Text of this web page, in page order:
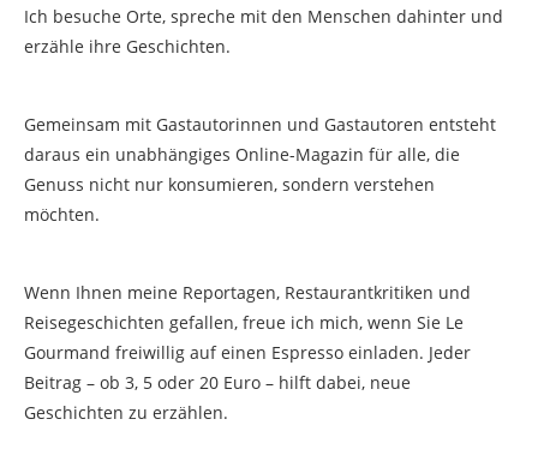
Ich besuche Orte, spreche mit den Menschen dahinter und
erzähle ihre Geschichten.
Gemeinsam mit Gastautorinnen und Gastautoren entsteht
daraus ein unabhängiges Online-Magazin für alle, die
Genuss nicht nur konsumieren, sondern verstehen
möchten.
Wenn Ihnen meine Reportagen, Restaurantkritiken und
Reisegeschichten gefallen, freue ich mich, wenn Sie Le
Gourmand freiwillig auf einen Espresso einladen. Jeder
Beitrag – ob 3, 5 oder 20 Euro – hilft dabei, neue
Geschichten zu erzählen.